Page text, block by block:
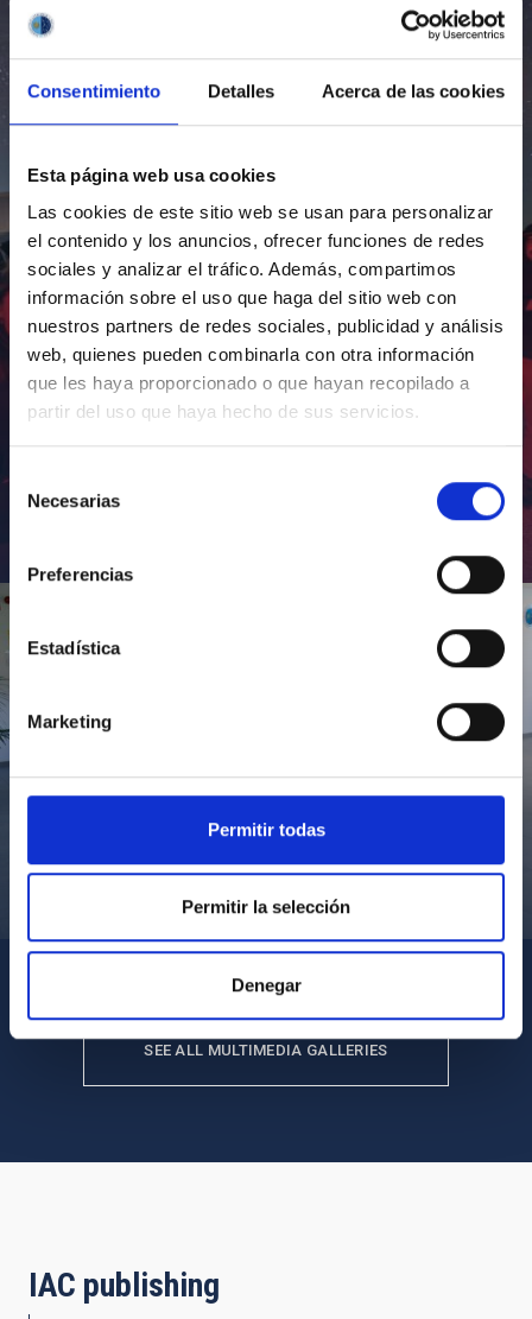
Consentimiento Detalles Acerca de las cookies
Esta página web usa cookies
Las cookies de este sitio web se usan para personalizar
el contenido y los anuncios, ofrecer funciones de redes
sociales y analizar el tráfico. Además, compartimos
información sobre el uso que haga del sitio web con
nuestros partners de redes sociales, publicidad y análisis
web, quienes pueden combinarla con otra información
que les haya proporcionado o que hayan recopilado a
partir del uso que haya hecho de sus servicios.
Necesarias
Preferencias
Estadística
Marketing
Permitir todas
Permitir la selección
Denegar
Visita del Presidente de Canarias al IACTEC
SEE ALL MULTIMEDIA GALLERIES
IAC publishing